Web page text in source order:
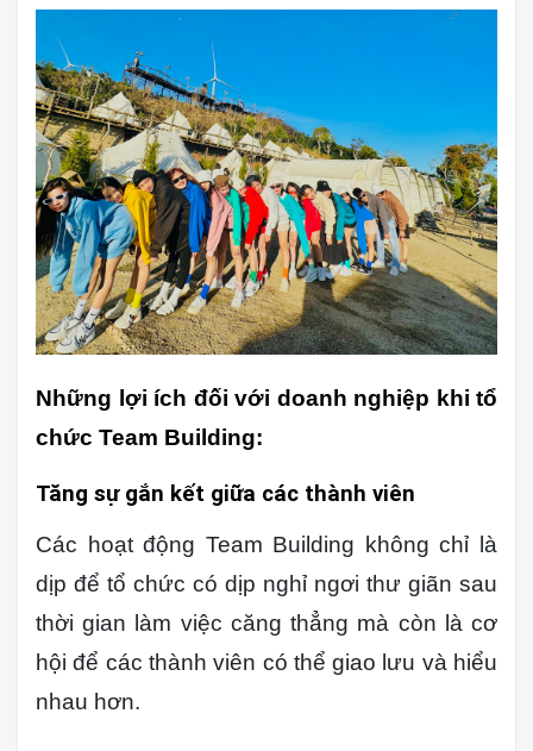
Những lợi ích đối với doanh nghiệp khi tổ
chức Team Building:
Tăng sự gắn kết giữa các thành viên
Các hoạt động Team Building không chỉ là
dịp để tổ chức có dịp nghỉ ngơi thư giãn sau
thời gian làm việc căng thẳng mà còn là cơ
hội để các thành viên có thể giao lưu và hiểu
nhau hơn.